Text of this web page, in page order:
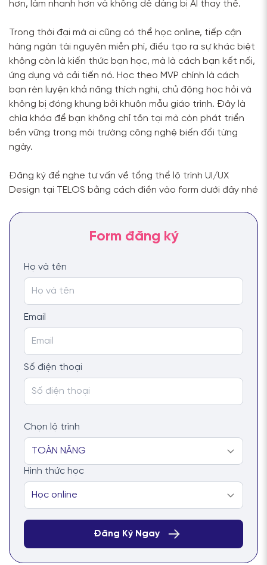
hơn, làm nhanh hơn và không dễ dàng bị AI thay thế.
Trong thời đại mà ai cũng có thể học online, tiếp cận
hàng ngàn tài nguyên miễn phí, điều tạo ra sự khác biệt
không còn là kiến thức bạn học, mà là cách bạn kết nối,
ứng dụng và cải tiến nó. Học theo MVP chính là cách
bạn rèn luyện khả năng thích nghi, chủ động học hỏi và
không bị đóng khung bởi khuôn mẫu giáo trình. Đây là
chìa khóa để bạn không chỉ tồn tại mà còn phát triển
bền vững trong môi trường công nghệ biến đổi từng
ngày.
Đăng ký để nghe tư vấn về tổng thể lộ trình UI/UX
Design tại TELOS bằng cách điền vào form dưới đây nhé
Họ và tên
Email
Số điện thoại
Chọn lộ trình
Hình thức học